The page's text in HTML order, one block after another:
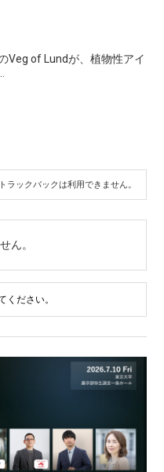
Veg of Lundが、植物性アイ
トラックバックは利用できません。
ん。
ください。